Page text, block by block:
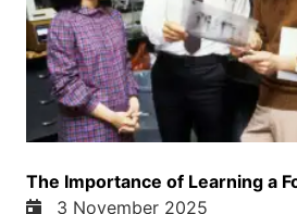
The Importance of Learning a
3 November 2025